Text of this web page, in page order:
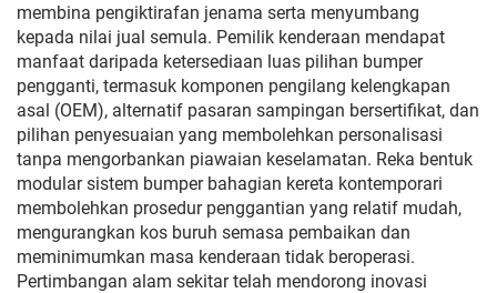
membina pengiktirafan jenama serta menyumbang
kepada nilai jual semula. Pemilik kenderaan mendapat
manfaat daripada ketersediaan luas pilihan bumper
pengganti, termasuk komponen pengilang kelengkapan
asal (OEM), alternatif pasaran sampingan bersertifikat, dan
pilihan penyesuaian yang membolehkan personalisasi
tanpa mengorbankan piawaian keselamatan. Reka bentuk
modular sistem bumper bahagian kereta kontemporari
membolehkan prosedur penggantian yang relatif mudah,
mengurangkan kos buruh semasa pembaikan dan
meminimumkan masa kenderaan tidak beroperasi.
Pertimbangan alam sekitar telah mendorong inovasi